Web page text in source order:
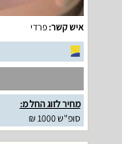
איש קשר:פרדי
מחיר לזוג החל מ:
סופ"ש 1000 ₪